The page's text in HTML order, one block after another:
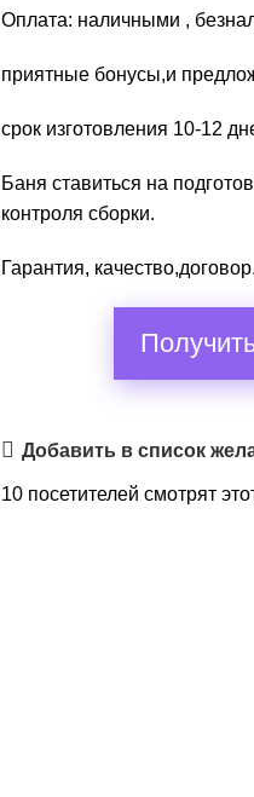
Оплата: наличными ,
приятные бонусы,и
срок изготовления 10-12
Баня ставиться на
контроля сборки.
Гарантия, качество,договор.
Добавить в список
10 посетителей смотрят